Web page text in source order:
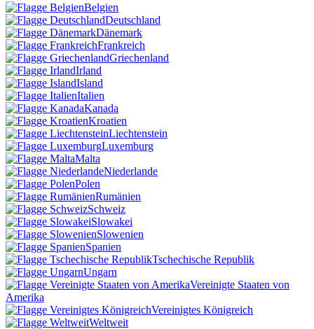
Belgien
Deutschland
Dänemark
Frankreich
Griechenland
Irland
Island
Italien
Kanada
Kroatien
Liechtenstein
Luxemburg
Malta
Niederlande
Polen
Rumänien
Schweiz
Slowakei
Slowenien
Spanien
Tschechische Republik
Ungarn
Vereinigte Staaten von
Amerika
Vereinigtes Königreich
Weltweit